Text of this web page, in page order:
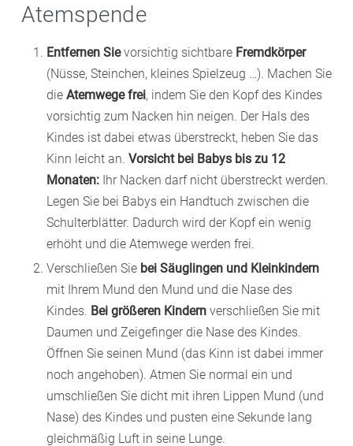
Atemspende
Entfernen Sievorsichtig sichtbare Fremdkörper
(Nüsse, Steinchen, kleines Spielzeug …). Machen Sie
die Atemwege frei, indem Sie den Kopf des Kindes
vorsichtig zum Nacken hin neigen. Der Hals des
Kindes ist dabei etwas überstreckt, heben Sie das
Kinn leicht an. Vorsicht bei Babys bis zu 12
Monaten: Ihr Nacken darf nicht überstreckt werden.
Legen Sie bei Babys ein Handtuch zwischen die
Schulterblätter. Dadurch wird der Kopf ein wenig
erhöht und die Atemwege werden frei.
Verschließen Sie bei Säuglingen und Kleinkindern
mit Ihrem Mund den Mund und die Nase des
Kindes. Bei größeren Kindern verschließen Sie mit
Daumen und Zeigefinger die Nase des Kindes.
Öffnen Sie seinen Mund (das Kinn ist dabei immer
noch angehoben). Atmen Sie normal ein und
umschließen Sie dicht mit ihren Lippen Mund (und
Nase) des Kindes und pusten eine Sekunde lang
gleichmäßig Luft in seine Lunge.